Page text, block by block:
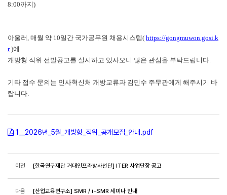
8:00까지)
아울러, 매월 약 10일간 국가공무원 채용시스템( https://gongmuwon.gosi.k
r)에
개방형 직위 선발공고를 실시하고 있사오니 많은 관심을 부탁드립니다.
기타 접수 문의는 인사혁신처 개방교류과 김민수 주무관에게 해주시기 바
랍니다.
1__2026년_5월_개방형_직위_공개모집_안내.pdf
이전 [한국연구재단 거대인프라방사선단] ITER 사업단장 공고
다음 [산업교육연구소] SMR / i-SMR 세미나 안내